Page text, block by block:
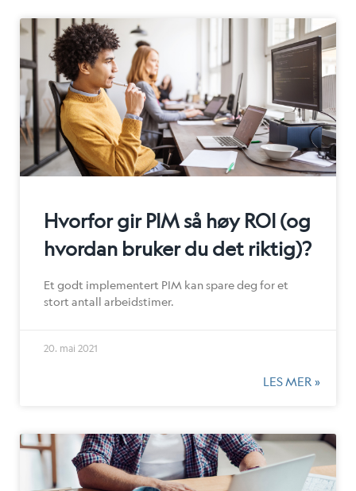
Hvorfor gir PIM så høy ROI (og
hvordan bruker du det riktig)?
Et godt implementert PIM kan spare deg for et
stort antall arbeidstimer.
LES MER »
20. mai 2021